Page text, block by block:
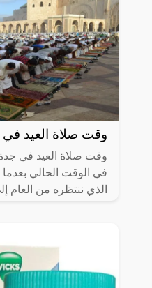
إلى
وقت صلاة العيد في
وقت صلاة العيد في جدة
في الوقت الحالي
الذي ننتظره من العام